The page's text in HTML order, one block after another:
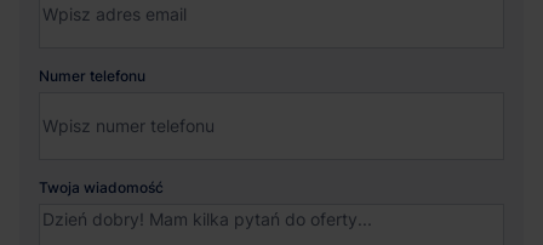
Numer telefonu
Twoja wiadomość